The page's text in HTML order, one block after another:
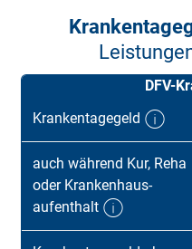
DFV-
Krankentagegeld
auch während Kur, Reha
oder Kranken­haus­
aufenthalt